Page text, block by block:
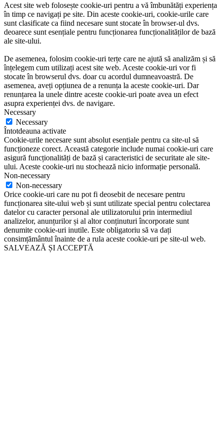
Acest site web folosește cookie-uri pentru a vă îmbunătăți experiența
în timp ce navigați pe site. Din aceste cookie-uri, cookie-urile care
sunt clasificate ca fiind necesare sunt stocate în browser-ul dvs.
deoarece sunt esențiale pentru funcționarea funcționalităților de bază
ale site-ului.
De asemenea, folosim cookie-uri terțe care ne ajută să analizăm și să
înțelegem cum utilizați acest site web. Aceste cookie-uri vor fi
stocate în browserul dvs. doar cu acordul dumneavoastră. De
asemenea, aveți opțiunea de a renunța la aceste cookie-uri. Dar
renunțarea la unele dintre aceste cookie-uri poate avea un efect
asupra experienței dvs. de navigare.
Necessary
Necessary
Întotdeauna activate
Cookie-urile necesare sunt absolut esențiale pentru ca site-ul să
funcționeze corect. Această categorie include numai cookie-uri care
asigură funcționalități de bază și caracteristici de securitate ale site-
ului. Aceste cookie-uri nu stochează nicio informație personală.
Non-necessary
Non-necessary
Orice cookie-uri care nu pot fi deosebit de necesare pentru
funcționarea site-ului web și sunt utilizate special pentru colectarea
datelor cu caracter personal ale utilizatorului prin intermediul
analizelor, anunțurilor și al altor conținuturi încorporate sunt
denumite cookie-uri inutile. Este obligatoriu să va dați
consimțământul înainte de a rula aceste cookie-uri pe site-ul web.
SALVEAZĂ ȘI ACCEPTĂ